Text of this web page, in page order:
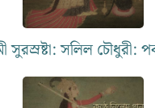
সুরস্রষ্টা: সলিল চৌধুরী: